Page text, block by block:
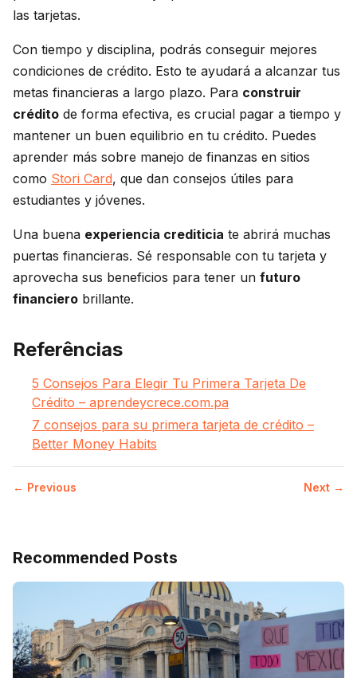
las tarjetas.
Con tiempo y disciplina, podrás conseguir mejores
condiciones de crédito. Esto te ayudará a alcanzar tus
metas financieras a largo plazo. Para construir
crédito de forma efectiva, es crucial pagar a tiempo y
mantener un buen equilibrio en tu crédito. Puedes
aprender más sobre manejo de finanzas en sitios
como Stori Card, que dan consejos útiles para
estudiantes y jóvenes.
Una buena experiencia crediticia te abrirá muchas
puertas financieras. Sé responsable con tu tarjeta y
aprovecha sus beneficios para tener un futuro
financiero brillante.
Referências
5 Consejos Para Elegir Tu Primera Tarjeta De
Crédito – aprendeycrece.com.pa
7 consejos para su primera tarjeta de crédito –
Better Money Habits
← Previous Next →
Recommended Posts